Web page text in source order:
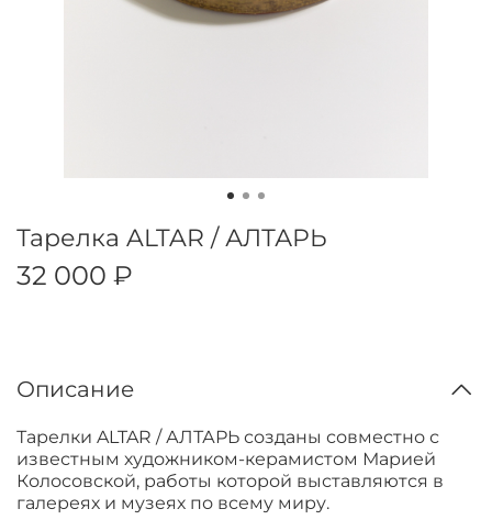
Тарелка ALTAR / АЛТАРЬ
32 000 ₽
Описание
Тарелки ALTAR / АЛТАРЬ созданы совместно с
известным художником-керамистом Марией
Колосовской, работы которой выставляются в
галереях и музеях по всему миру.